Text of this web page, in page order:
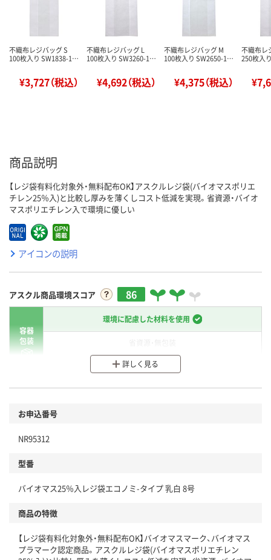
不織布レジバッグ S
100枚入り SW1838-1…
¥3,727（税込）
不織布レジバッグ L
100枚入り SW3260-1…
¥4,692（税込）
不織布レジバッグ M
100枚入り SW2650-1…
¥4,375（税込）
不織布レ
250枚入
商品説明
【レジ袋有料化対象外・無料配布OK】アスクルレジ袋(バイオマスポリエ
チレン25％入)と比較し厚みを薄くしコスト低減を実現。省資源・バイオ
マスポリエチレン入で環境に優しい
アイコンの説明
アスクル商品環境スコア 86
容器
包装
環境に配慮した材料を使用
分別・リサイクルしやすい設計
商品
この商品の環境配慮ポイントです。下記商品詳細「
詳しく見る
お申込番号
NR95312
型番
バイオマス25％入レジ袋エコノミ-タイプ 乳白 8号
商品の特徴
【レジ袋有料化対象外・無料配布OK】バイオマスマーク、バイオマス
プラマーク認定商品。アスクルレジ袋(バイオマスポリエチレン